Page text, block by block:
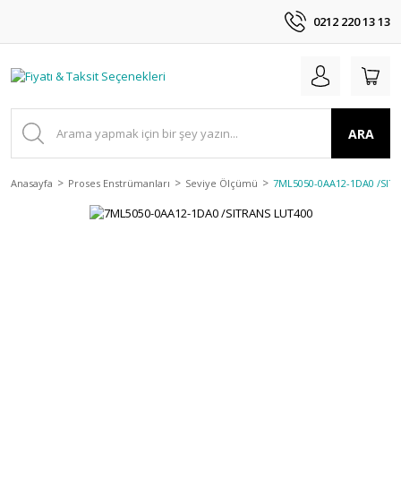
0212 220 13 13
ARA
Anasayfa Proses Enstrümanları Seviye Ölçümü 7ML5050-0AA12-1DA0 /